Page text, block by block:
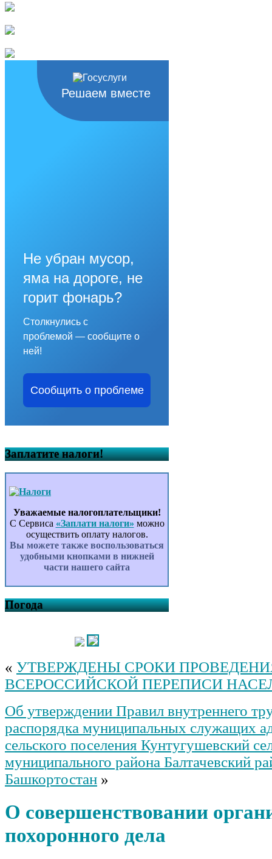
Решаем вместе
Не убран мусор,
яма на дороге, не
горит фонарь?
Столкнулись с
проблемой — сообщите о
ней!
Сообщить о проблеме
Заплатите налоги!
Уважаемые налогоплательщики!
С Сервиса «Заплати налоги» можно
осуществить оплату налогов.
Вы можете также воспользоваться
удобными кнопками в нижней
части нашего сайта
Погода
« УТВЕРЖДЕНЫ СРОКИ
ВСЕРОССИЙСКОЙ ПЕРЕПИСИ
Об утверждении Правил внутреннего
распорядка муниципальных служащих
сельского поселения Кунтугушевский
муниципального района Балтачевский
Башкортостан »
О совершенствовании
похоронного дела